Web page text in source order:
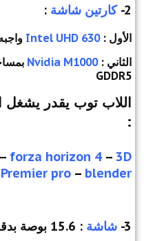
2- كارتين شاشة :
الأول :Intel UHD 630
الثاني :Nvidia M1000
GDDR5
اللاب توب يقدر يشغل
:
– forza horizon 4 – 3D
Premier pro – blender
3- شاشة : 15.6 بوصة بدقة